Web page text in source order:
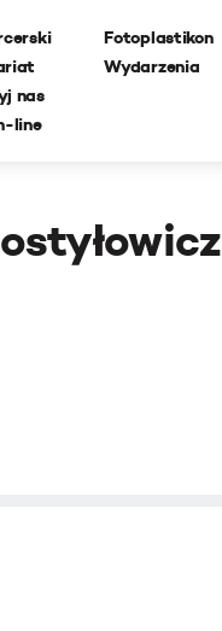
nas
line
Fotoplastikon
Wydarzenia